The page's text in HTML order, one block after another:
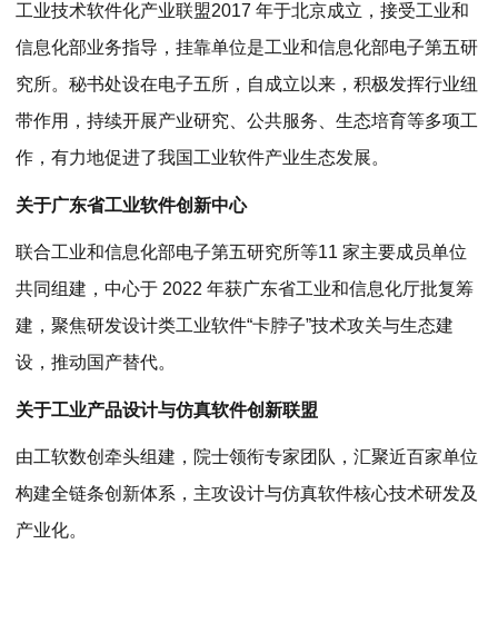
工业技术软件化产业联盟2017 年于北京成立，接受工业和
信息化部业务指导，挂靠单位是工业和信息化部电子第五研
究所。秘书处设在电子五所，自成立以来，积极发挥行业纽
带作用，持续开展产业研究、公共服务、生态培育等多项工
作，有力地促进了我国工业软件产业生态发展。
关于广东省工业软件创新中心
联合工业和信息化部电子第五研究所等11 家主要成员单位
共同组建，中心于 2022 年获广东省工业和信息化厅批复筹
建，聚焦研发设计类工业软件“卡脖子”技术攻关与生态建
设，推动国产替代。
关于工业产品设计与仿真软件创新联盟
由工软数创牵头组建，院士领衔专家团队，汇聚近百家单位
构建全链条创新体系，主攻设计与仿真软件核心技术研发及
产业化。